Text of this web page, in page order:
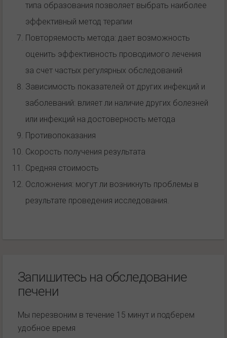
типа образования позволяет выбрать наиболее
эффективный метод терапии
Повторяемость метода: дает возможность
оценить эффективность проводимого лечения
за счет частых регулярных обследований
Зависимость показателей от других инфекций и
заболеваний: влияет ли наличие других болезней
или инфекций на достоверность метода
Противопоказания
Скорость получения результата
Средняя стоимость
Осложнения: могут ли возникнуть проблемы в
результате проведения исследования.
Запишитесь на обследование
печени
Мы перезвоним в течение 15 минут и подберем
удобное время